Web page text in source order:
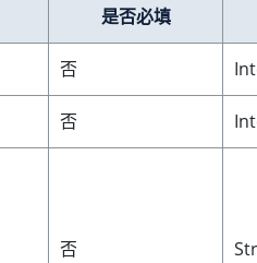
是否必填
否
否
否